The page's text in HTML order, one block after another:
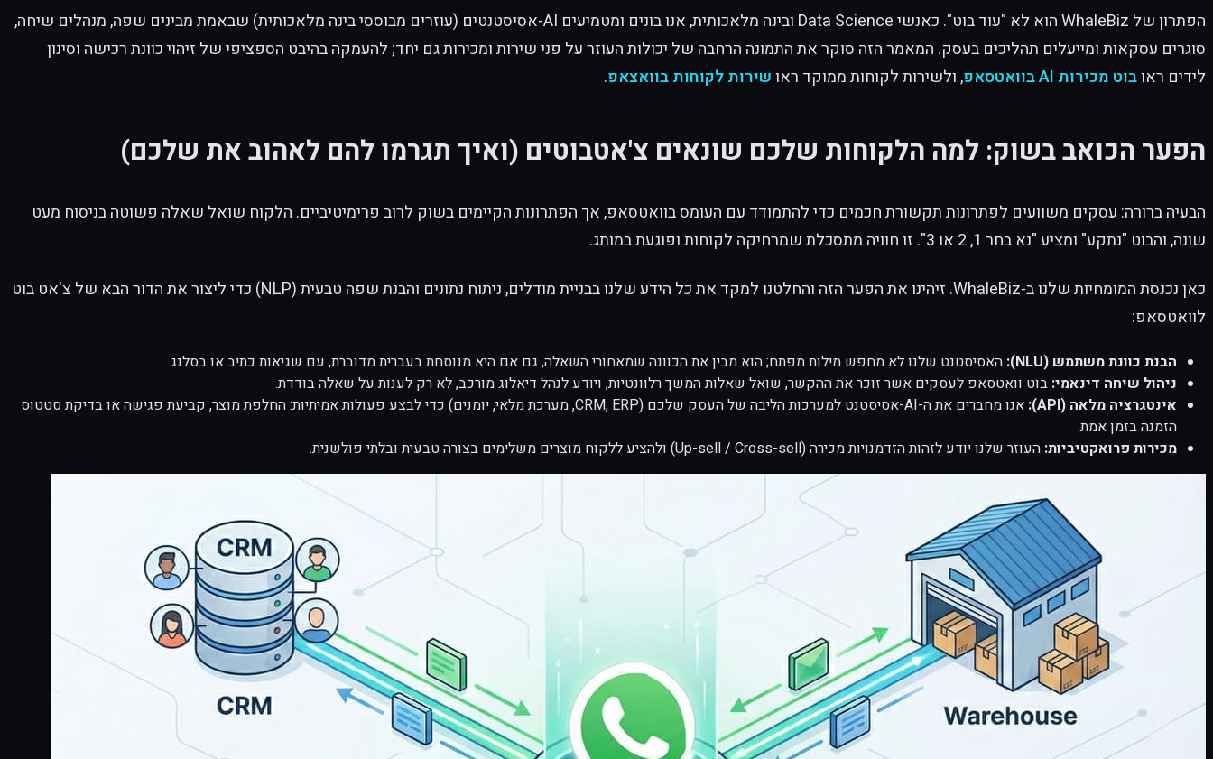
הפתרון של WhaleBiz הוא לא "עוד בוט". כאנשי Data Science ובינה מלאכותית, אנו בונים ומטמיעים AI-אסיסטנטים (עוזרים מבוססי בינה מלאכותית) שבאמת מבינים שפה, מנהלים שיחה,
סוגרים עסקאות ומייעלים תהליכים בעסק. המאמר הזה סוקר את התמונה הרחבה של יכולות העוזר על פני שירות ומכירות גם יחד; להעמקה בהיבט הספציפי של זיהוי כוונת רכישה וסינון
לידים ראובוט מכירות AI בוואטסאפ , ולשירות לקוחות ממוקד ראושירות לקוחות בוואצאפ.
הפער הכואב בשוק: למה הלקוחות שלכם שונאים צ'אטבוטים (ואיך תגרמו להם לאהוב את שלכם)
הבעיה ברורה: עסקים משוועים לפתרונות תקשורת חכמים כדי להתמודד עם העומס בוואטסאפ, אך הפתרונות הקיימים בשוק לרוב פרימיטיביים. הלקוח שואל שאלה פשוטה בניסוח מעט
שונה, והבוט "נתקע" ומציע "נא בחר 1, 2 או 3". זו חוויה מתסכלת שמרחיקה לקוחות ופוגעת במותג.
כאן נכנסת המומחיות שלנו ב-WhaleBiz. זיהינו את הפער הזה והחלטנו למקד את כל הידע שלנו בבניית מודלים, ניתוח נתונים והבנת שפה טבעית (NLP) כדי ליצור את הדור הבא של צ'אט בוט
לוואטסאפ:
הבנת כוונת משתמש (NLU): האסיסטנט שלנו לא מחפש מילות מפתח; הוא מבין אתהכוונה שמאחורי השאלה, גם אם היא מנוסחת בעברית מדוברת, עם שגיאות כתיב או בסלנג.
ניהול שיחה דינאמי: בוט וואטסאפ לעסקים אשר זוכר את ההקשר, שואל שאלות המשך רלוונטיות, ויודע לנהל דיאלוג מורכב, לא רק לענות על שאלה בודדת.
אינטגרציה מלאה (API):
אנו מחברים את ה-AI-אסיסטנט למערכות הליבה של העסק שלכם (CRM, ERP, מערכת מלאי, יומנים) כדי לבצע פעולות אמיתיות: החלפת מוצר, קביעת פגישה או בדיקת סטטוס
הזמנה בזמן אמת.
מכירות פרואקטיביות: העוזר שלנו יודע לזהות הזדמנויות מכירה (Up-sell / Cross-sell) ולהציע ללקוח מוצרים משלימים בצורה טבעית ובלתי פולשנית.